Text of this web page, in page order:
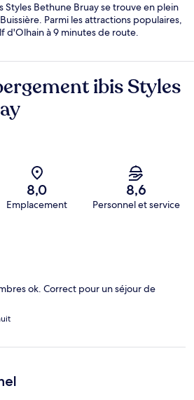
Styles Bethune Bruay se trouve en plein
Parmi les attractions populaires,
d'Olhain à 9 minutes de route.
ibis Styles
8,0
Emplacement
8,6
Personnel et service
ok. Correct pour un séjour de